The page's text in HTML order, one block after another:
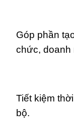
Góp phần
chức, doanh
Tiết kiệm
bộ.